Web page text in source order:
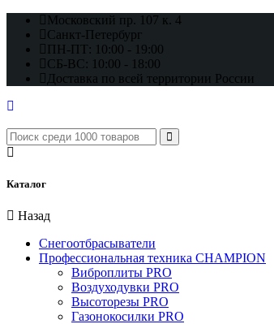
Московский пр. 107 к. 4
Санкт-Петербург
ПН-ПТ: 10:00 - 19:00
СБ-ВС: 10:00 - 18:00
Доставка по всей территории России
Каталог
Назад
Снегоотбрасыватели
Профессиональная техника CHAMPION
Виброплиты PRO
Воздуходувки PRO
Высоторезы PRO
Газонокосилки PRO